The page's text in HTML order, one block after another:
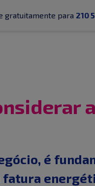
gratuitamente para 210
é